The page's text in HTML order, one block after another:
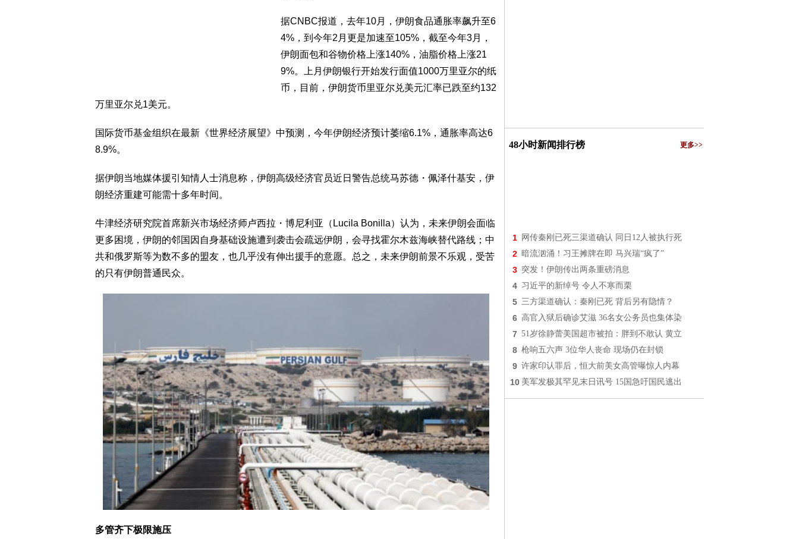
据CNBC报道，去年10月，伊朗食品通胀率飙升至6
4%，到今年2月更是加速至105%，截至今年3月，
伊朗面包和谷物价格上涨140%，油脂价格上涨21
9%。上月伊朗银行开始发行面值1000万里亚尔的纸
币，目前，伊朗货币里亚尔兑美元汇率已跌至约132
万里亚尔兑1美元。
国际货币基金组织在最新《世界经济展望》中预测，今年伊朗经济预计萎缩6.1%，通胀率高达6
8.9%。
据伊朗当地媒体援引知情人士消息称，伊朗高级经济官员近日警告总统马苏德・佩泽什基安，伊
朗经济重建可能需十多年时间。
牛津经济研究院首席新兴市场经济师卢西拉・博尼利亚（Lucila Bonilla）认为，未来伊朗会面临
更多困境，伊朗的邻国因自身基础设施遭到袭击会疏远伊朗，会寻找霍尔木兹海峡替代路线；中
共和俄罗斯等为数不多的盟友，也几乎没有伸出援手的意愿。总之，未来伊朗前景不乐观，受苦
的只有伊朗普通民众。
多管齐下极限施压
48小时新闻排行榜 更多>>
1 网传秦刚已死三渠道确认 同日12人被执行死
2 暗流汹涌！习王摊牌在即 马兴瑞“疯了”
3 突发！伊朗传出两条重磅消息
4 习近平的新绰号 令人不寒而栗
5 三方渠道确认：秦刚已死 背后另有隐情？
6 高官入狱后确诊艾滋 36名女公务员也集体染
7 51岁徐静蕾美国超市被拍：胖到不敢认 黄立
8 枪响五六声 3位华人丧命 现场仍在封锁
9 许家印认罪后，恒大前美女高管曝惊人内幕
10 美军发极其罕见末日讯号 15国急吁国民逃出